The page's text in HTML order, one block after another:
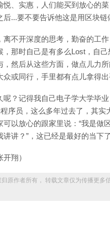
悦、实惠，人们能买到放心的
...要不要告诉他这是用区块链
离不开深度的思考，勤奋的工
，那时自己是有多么Lost，自
，然后从这些方面，做点儿力
众或同行，手里都有点儿拿得出
呢？记得我自己电子学大学毕
序员，这么多年过去了，其实
以放心的跟家里说：“我是做
讲？”，这已经是最好的当下
翔）
原作者所有， 转载文章仅为传播更